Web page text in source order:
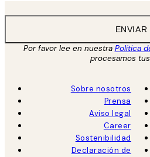
ENVIAR
Por favor lee en nuestra Política
procesamos
Sobre nosotros
Prensa
Aviso legal
Career
Sostenibilidad
Declaración de